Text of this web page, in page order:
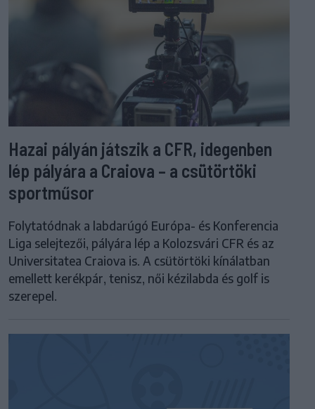
Hazai pályán játszik a CFR, idegenben
lép pályára a Craiova – a csütörtöki
sportműsor
Folytatódnak a labdarúgó Európa- és Konferencia
Liga selejtezői, pályára lép a Kolozsvári CFR és az
Universitatea Craiova is. A csütörtöki kínálatban
emellett kerékpár, tenisz, női kézilabda és golf is
szerepel.